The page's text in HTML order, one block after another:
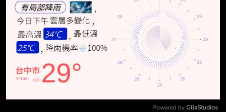
Powered by GliaStudios